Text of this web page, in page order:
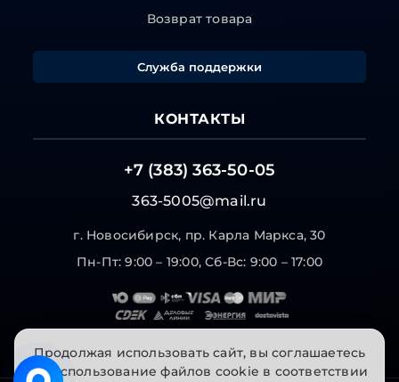
Возврат товара
Служба поддержки
КОНТАКТЫ
+7 (383) 363-50-05
363-5005@mail.ru
г. Новосибирск, пр. Карла Маркса, 30
Пн-Пт: 9:00 – 19:00, Сб-Вс: 9:00 – 17:00
Продолжая использовать сайт, вы соглашаетесь
на использование файлов cookie в соответствии